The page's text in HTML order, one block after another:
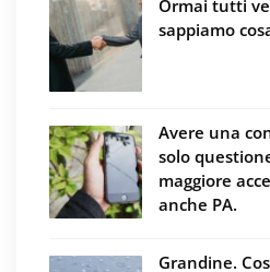
Ormai tutti
sappiamo
Avere una
solo
maggiore
anche PA.
Grandine.